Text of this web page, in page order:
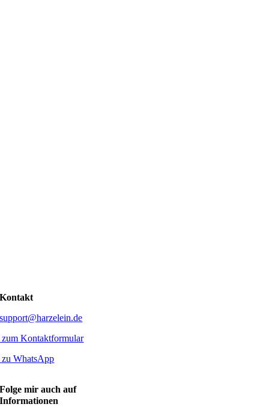
Kontakt
support@harzelein.de
zum Kontaktformular
zu WhatsApp
Folge mir auch auf
Informationen